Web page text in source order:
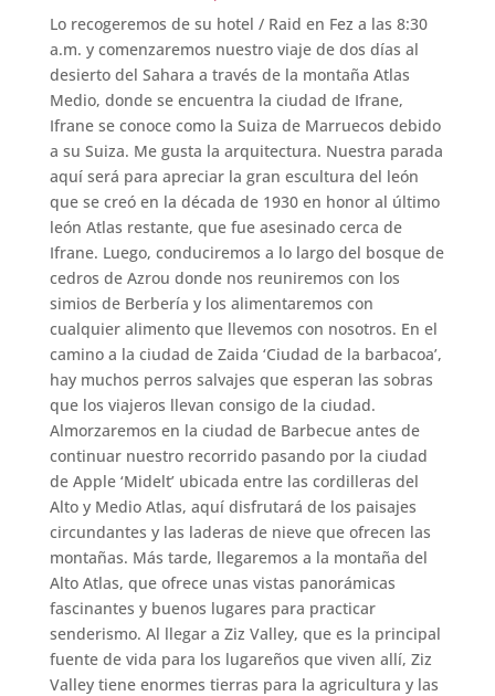
Lo recogeremos de su hotel / Raid en Fez a las 8:30
a.m. y comenzaremos nuestro viaje de dos días al
desierto del Sahara a través de la montaña Atlas
Medio, donde se encuentra la ciudad de Ifrane,
Ifrane se conoce como la Suiza de Marruecos debido
a su Suiza. Me gusta la arquitectura. Nuestra parada
aquí será para apreciar la gran escultura del león
que se creó en la década de 1930 en honor al último
león Atlas restante, que fue asesinado cerca de
Ifrane. Luego, conduciremos a lo largo del bosque de
cedros de Azrou donde nos reuniremos con los
simios de Berbería y los alimentaremos con
cualquier alimento que llevemos con nosotros. En el
camino a la ciudad de Zaida ‘Ciudad de la barbacoa’,
hay muchos perros salvajes que esperan las sobras
que los viajeros llevan consigo de la ciudad.
Almorzaremos en la ciudad de Barbecue antes de
continuar nuestro recorrido pasando por la ciudad
de Apple ‘Midelt’ ubicada entre las cordilleras del
Alto y Medio Atlas, aquí disfrutará de los paisajes
circundantes y las laderas de nieve que ofrecen las
montañas. Más tarde, llegaremos a la montaña del
Alto Atlas, que ofrece unas vistas panorámicas
fascinantes y buenos lugares para practicar
senderismo. Al llegar a Ziz Valley, que es la principal
fuente de vida para los lugareños que viven allí, Ziz
Valley tiene enormes tierras para la agricultura y las